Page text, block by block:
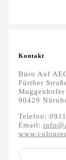
Kontakt
Büro Auf
Fürther
90429
Telefon:
Email: